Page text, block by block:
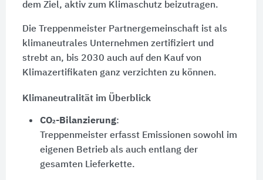
dem Ziel, aktiv zum Klimaschutz beizutragen.
Die Treppenmeister Partnergemeinschaft ist als
klimaneutrales Unternehmen zertifiziert und
strebt an, bis 2030 auch auf den Kauf von
Klimazertifikaten ganz verzichten zu können.
Klimaneutralität im Überblick
CO₂-Bilanzierung:
Treppenmeister erfasst Emissionen sowohl im
eigenen Betrieb als auch entlang der
gesamten Lieferkette.